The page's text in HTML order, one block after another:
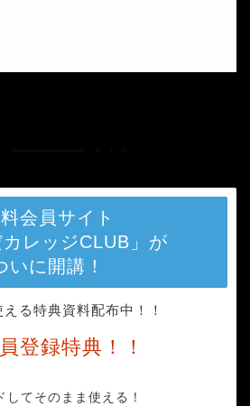
会員サイト
カレッジCLUB」が
いに開講！
る特典資料配布中！！
登録特典！！
てそのまま使える！